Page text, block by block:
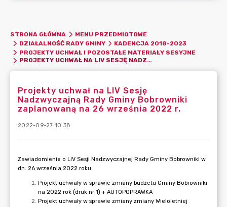
STRONA GŁÓWNA
MENU PRZEDMIOTOWE
DZIAŁALNOŚĆ RADY GMINY
KADENCJA 2018-2023
PROJEKTY UCHWAŁ I POZOSTAŁE MATERIAŁY SESYJNE
PROJEKTY UCHWAŁ NA LIV SESJĘ NADZWYCZAJNĄ RADY GMINY BOBROWNIKI ZAPLANOWANĄ NA 26 WRZEŚNIA 2022 R.
Projekty uchwał na LIV Sesję
Nadzwyczajną Rady Gminy Bobrowniki
zaplanowaną na 26 września 2022 r.
2022-09-27 10:38